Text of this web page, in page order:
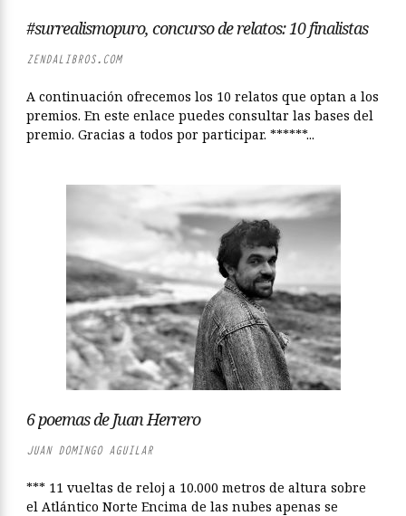
#surrealismopuro, concurso de relatos: 10 finalistas
ZENDALIBROS.COM
A continuación ofrecemos los 10 relatos que optan a los
premios. En este enlace puedes consultar las bases del
premio. Gracias a todos por participar. ******...
6 poemas de Juan Herrero
JUAN DOMINGO AGUILAR
*** 11 vueltas de reloj a 10.000 metros de altura sobre
el Atlántico Norte Encima de las nubes apenas se